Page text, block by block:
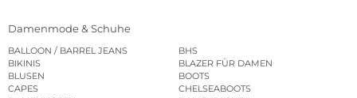
Damenmode & Schuhe
BALLOON / BARREL JEANS
BHS
BIKINIS
BLAZER FÜR DAMEN
BLUSEN
BOOTS
CAPES
CHELSEABOOTS